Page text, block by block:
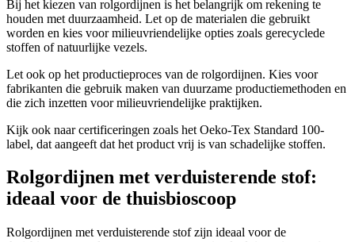
Bij het kiezen van rolgordijnen is het belangrijk om rekening te
houden met duurzaamheid. Let op de materialen die gebruikt
worden en kies voor milieuvriendelijke opties zoals gerecyclede
stoffen of natuurlijke vezels.
Let ook op het productieproces van de rolgordijnen. Kies voor
fabrikanten die gebruik maken van duurzame productiemethoden en
die zich inzetten voor milieuvriendelijke praktijken.
Kijk ook naar certificeringen zoals het Oeko-Tex Standard 100-
label, dat aangeeft dat het product vrij is van schadelijke stoffen.
Rolgordijnen met verduisterende stof:
ideaal voor de thuisbioscoop
Rolgordijnen met verduisterende stof zijn ideaal voor de